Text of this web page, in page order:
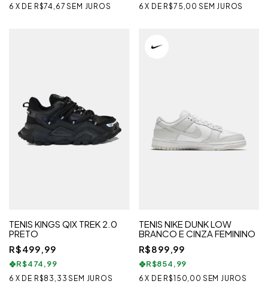
6 X DE R$74,67 SEM JUROS 6 X DE R$75,00 SEM JUROS
TENIS KINGS QIX TREK 2.0
PRETO
R$499,99
R$474,99
6 X DE R$83,33 SEM JUROS
TENIS NIKE DUNK LOW
BRANCO E CINZA FEMININO
R$899,99
R$854,99
6 X DE R$150,00 SEM JUROS